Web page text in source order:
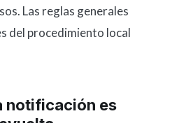
Las reglas generales
del procedimiento local
notificación es